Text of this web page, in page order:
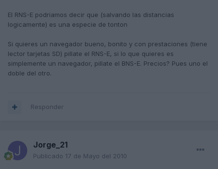
El RNS-E podriamos decir que (salvando las distancias
logicamente) es una especie de tonton
Si quieres un navegador bueno, bonito y con prestaciones (tiene
lector tarjetas SD) pillate el RNS-E, si lo que quieres es
simplemente un navegador, pillate el BNS-E. Precios? Pues uno el
doble del otro.
Responder
Jorge_21
Publicado 17 de Mayo del 2010